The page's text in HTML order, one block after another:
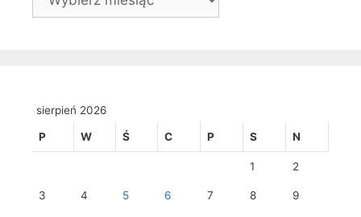
sierpień 2026
P W Ś C P S N
1 2
3 4 5 6 7 8 9